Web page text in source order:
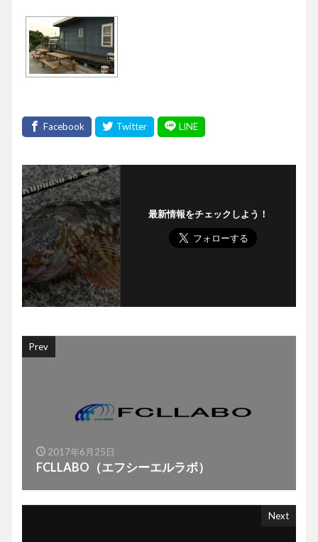
最新情報をチェックしよう！
Prev
2017年6月25日
FCLLABO（エフシーエルラボ）
Next